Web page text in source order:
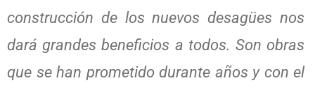
construcción de los nuevos desagües nos
dará grandes beneficios a todos. Son obras
que se han prometido durante años y con el